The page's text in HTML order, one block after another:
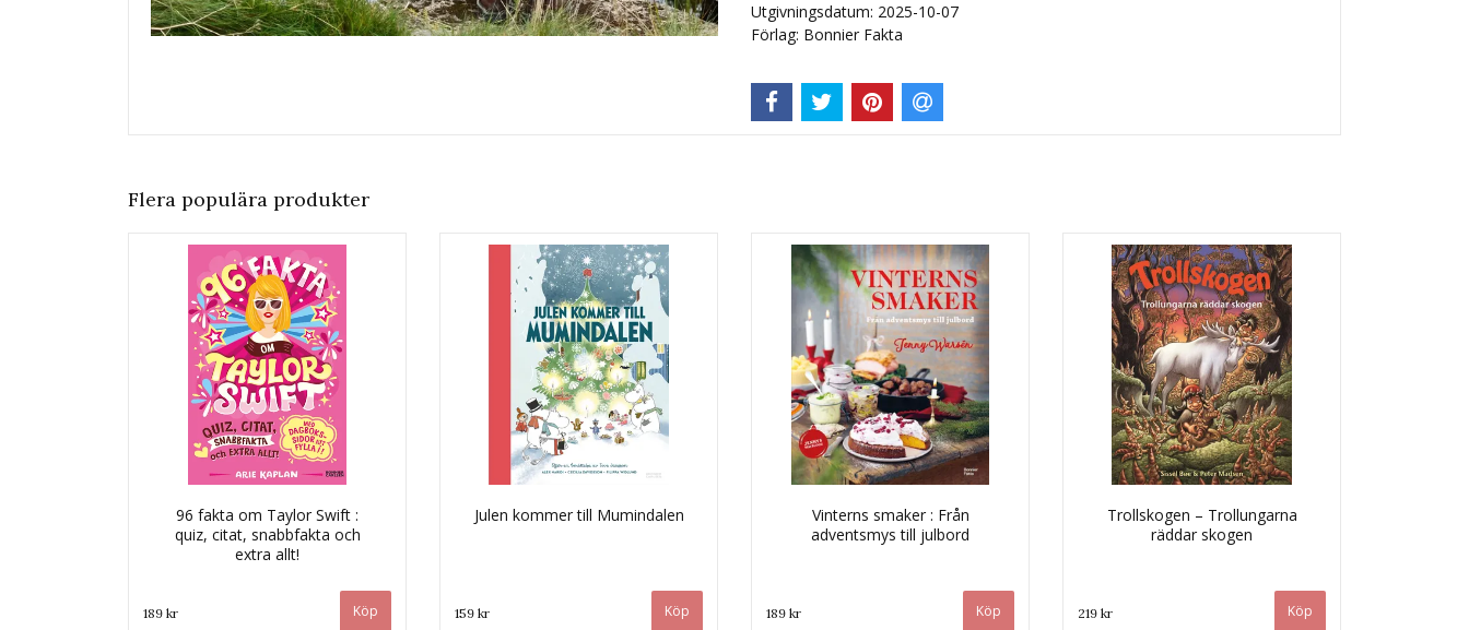
Utgivningsdatum: 2025-10-07
Förlag: Bonnier Fakta
Flera populära produkter
96 fakta om Taylor Swift :
quiz, citat, snabbfakta och
extra allt!
189 kr
Julen kommer till Mumindalen
159 kr
Vinterns smaker : Från
adventsmys till julbord
189 kr
Trollskogen – Trollungarna
räddar skogen
219 kr